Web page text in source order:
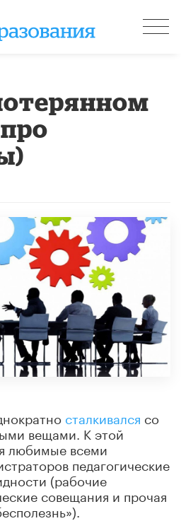
сталкивался со
вещами. К этой
любимые всеми
педагогические
(рабочие
совещания и прочая